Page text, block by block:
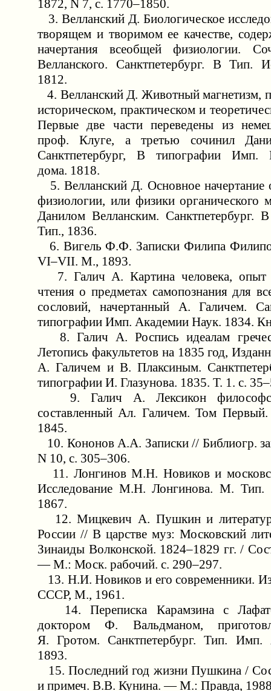
1872, N 7, с. 1770–1850.
3. Велланский Д. Биологическое
творящем и творимом ее качестве,
начертания всеобщей физиологии.
Велланского. Санктпетербург. В Тип.
1812.
4. Велланский Д. Животный магнетизм,
историческом, практическом и
Первые две части переведены из
проф. Клуге, а третью сочинил
Санктпетербург, В типографии Имп.
дома. 1818.
5. Велланский Д. Основное начертание
физиологии, или физики органического
Данилом Велланским. Санктпетербург. В
Тип., 1836.
6. Вигель Ф.Ф. Записки Филипа
VI–VII. М., 1893.
7. Галич А. Картина человека, опыт
чтения о предметах самопознания для
сословий, начертанный А. Галичем.
типографии Имп. Академии Наук. 1834.
8. Галич А. Роспись идеалам
Летопись факультетов на 1835 год,
А. Галичем и В. Плаксиным.
типографии И. Глазунова. 1835. Т. 1. с.
9. Галич А. Лексикон
составленный Ал. Галичем. Том Первый.
1845.
10. Кононов А.А. Записки // Библиогр.
N 10, с. 305–306.
11. Лонгинов М.Н. Новиков и
Исследование М.Н. Лонгинова. М. Тип.
1867.
12. Мицкевич А. Пушкин и
России // В царстве муз: Московский
Зинаиды Волконской. 1824–1829 гг. /
— М.: Моск. рабочий. с. 290–297.
13. Н.И. Новиков и его современники.
СССР, М., 1961.
14. Переписка Карамзина с
доктором Ф. Вальдманом,
Я. Гротом. Санктпетербург. Тип. Имп.
1893.
15. Последний год жизни Пушкина /
и примеч. В.В. Кунина. — М.: Правда,